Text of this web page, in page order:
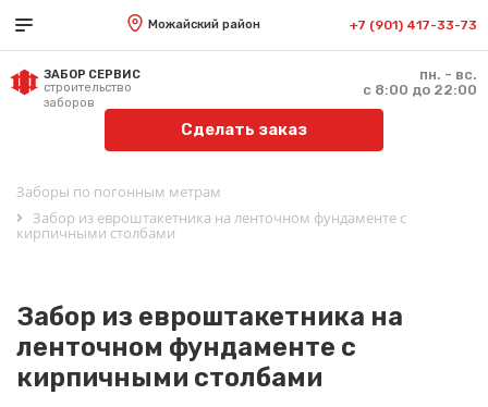
Можайский район +7 (901) 417-33-73
ЗАБОР СЕРВИС
строительство
заборов
пн. - вс.
с 8:00 до 22:00
Сделать заказ
Заборы по погонным метрам
Забор из евроштакетника на ленточном фундаменте с
кирпичными столбами
Забор из евроштакетника на
ленточном фундаменте с
кирпичными столбами